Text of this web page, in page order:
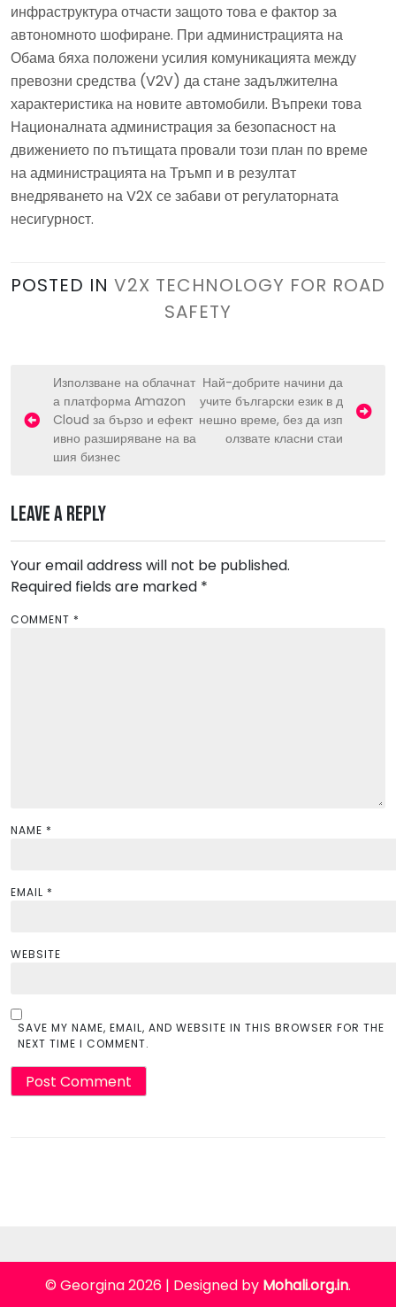
инфраструктура отчасти защото това е фактор за
автономното шофиране. При администрацията на
Обама бяха положени усилия комуникацията между
превозни средства (V2V) да стане задължителна
характеристика на новите автомобили. Въпреки това
Националната администрация за безопасност на
движението по пътищата провали този план по време
на администрацията на Тръмп и в резултат
внедряването на V2X се забави от регулаторната
несигурност.
POSTED IN V2X TECHNOLOGY FOR ROAD
SAFETY
o
a
i
g
a
Използване на облачнат
а платформа Amazon
Cloud за бързо и ефект
ивно разширяване на ва
шия бизнес
Най-добрите начини да
учите български език в д
нешно време, без да изп
олзвате класни стаи
Leave a Reply
Your email address will not be published.
Required fields are marked *
COMMENT *
NAME *
EMAIL *
WEBSITE
SAVE MY NAME, EMAIL, AND WEBSITE IN THIS BROWSER FOR THE
NEXT TIME I COMMENT.
© Georgina 2026 | Designed by Mohali.org.in.